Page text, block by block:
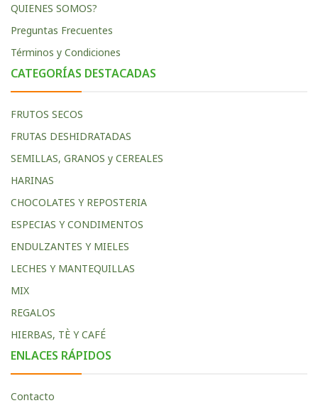
QUIENES SOMOS?
Preguntas Frecuentes
Términos y Condiciones
CATEGORÍAS DESTACADAS
FRUTOS SECOS
FRUTAS DESHIDRATADAS
SEMILLAS, GRANOS y CEREALES
HARINAS
CHOCOLATES Y REPOSTERIA
ESPECIAS Y CONDIMENTOS
ENDULZANTES Y MIELES
LECHES Y MANTEQUILLAS
MIX
REGALOS
HIERBAS, TÈ Y CAFÉ
ENLACES RÁPIDOS
Contacto